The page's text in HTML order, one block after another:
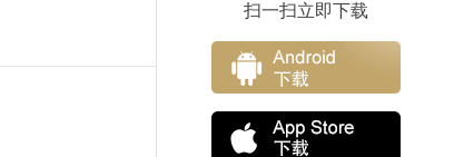
扫一扫立即下载